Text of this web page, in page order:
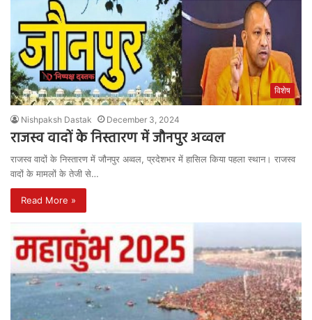
विशेष
Nishpaksh Dastak December 3, 2024
राजस्व वादों के निस्तारण में जौनपुर अव्वल
राजस्व वादों के निस्तारण में जौनपुर अव्वल, प्रदेशभर में हासिल किया पहला स्थान। राजस्व
वादों के मामलों के तेजी से…
Read More »